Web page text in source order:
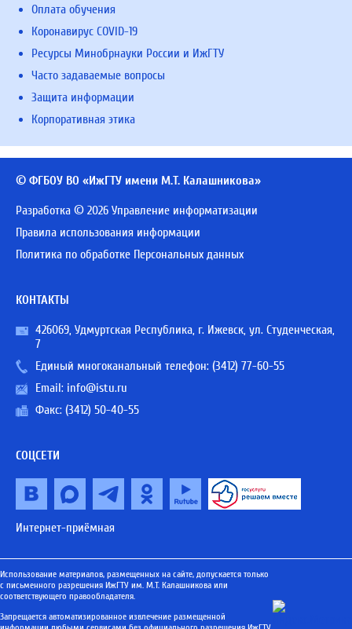
Оплата обучения
Коронавирус COVID-19
Ресурсы Минобрнауки России и ИжГТУ
Часто задаваемые вопросы
Защита информации
Корпоративная этика
© ФГБОУ ВО «ИжГТУ имени М.Т. Калашникова»
Разработка © 2026 Управление информатизации
Правила использования информации
Политика по обработке Персональных данных
КОНТАКТЫ
426069, Удмуртская Республика, г. Ижевск, ул. Студенческая,
7
Единый многоканальный телефон: (3412) 77-60-55
Email: info@istu.ru
Факс: (3412) 50-40-55
СОЦСЕТИ
Интернет-приёмная
Использование материалов, размещенных на сайте, допускается только
с письменного разрешения ИжГТУ им. М.Т. Калашникова или
соответствующего правообладателя.
Запрещается автоматизированное извлечение размещенной